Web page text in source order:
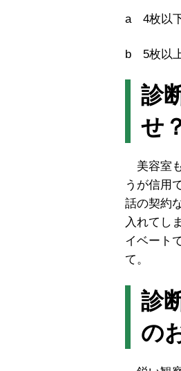
a 4枚以
b 5枚以
診
せ
美容室
うが信用
話の契約
入れてし
イベート
て。
診
の